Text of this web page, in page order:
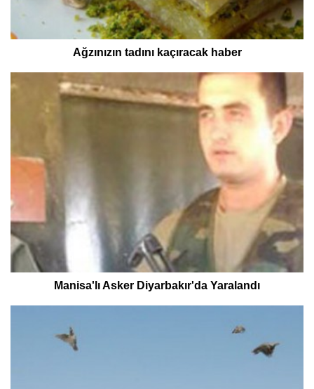
Ağzınızın tadını kaçıracak haber
Manisa'lı Asker Diyarbakır'da Yaralandı